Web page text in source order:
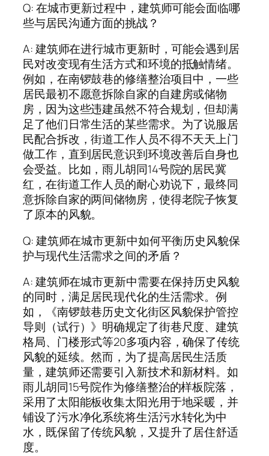
Q: 在城市更新过程中，建筑师可能会面临哪
些与居民沟通方面的挑战？
A: 建筑师在进行城市更新时，可能会遇到居
民对改变现有生活方式和环境的抵触情绪。
例如，在南锣鼓巷的修缮整治项目中，一些
居民最初不愿意拆除自家的自建房或储物
房，因为这些违建虽然不符合规划，但却满
足了他们日常生活的某些需求。为了说服居
民配合拆改，街道工作人员不得不天天上门
做工作，直到居民意识到环境改善后自身也
会受益。比如，雨儿胡同14号院的居民冀
红，在街道工作人员的耐心劝说下，最终同
意拆除自家的两间储物房，使得老院子恢复
了原本的风貌。
Q: 建筑师在城市更新中如何平衡历史风貌保
护与现代生活需求之间的矛盾？
A: 建筑师在城市更新中需要在保持历史风貌
的同时，满足居民现代化的生活需求。例
如，《南锣鼓巷历史文化街区风貌保护管控
导则（试行）》明确规定了街巷尺度、建筑
格局、门楼形式等20多项内容，确保了传统
风貌的延续。然而，为了提高居民生活质
量，建筑师还需要引入新技术和新材料。如
雨儿胡同15号院作为修缮整治的样板院落，
采用了太阳能板收集太阳光用于地采暖，并
铺设了污水净化系统将生活污水转化为中
水，既保留了传统风貌，又提升了居住舒适
度。